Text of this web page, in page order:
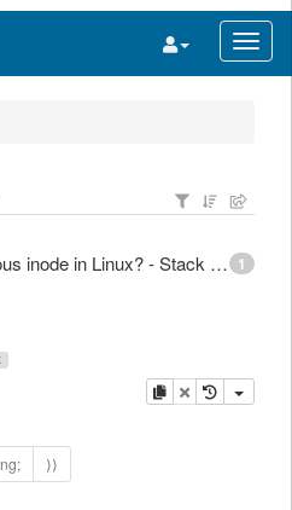
Переключить
1
epoll - What is an anonymous inode in Linux? - Stack Overflow
копировать
удалить
⟩⟩